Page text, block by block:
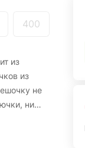
400
из
из
не
ни